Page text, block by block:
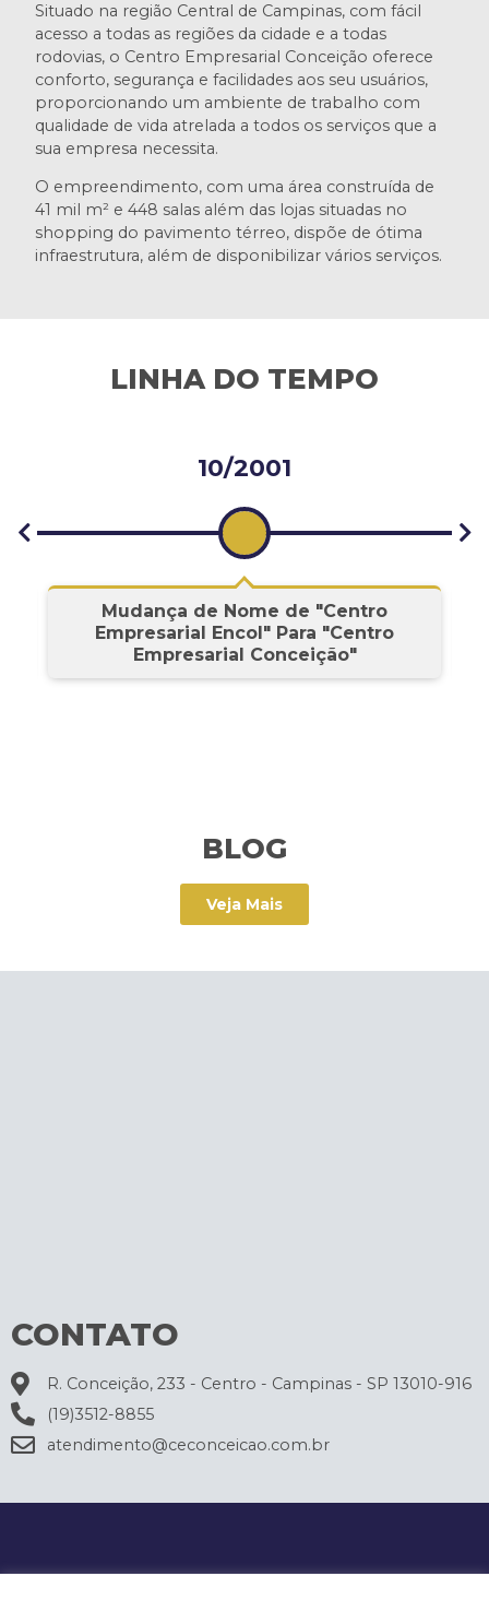
Situado na região Central de Campinas, com fácil
acesso a todas as regiões da cidade e a todas
rodovias, o Centro Empresarial Conceição oferece
conforto, segurança e facilidades aos seu usuários,
proporcionando um ambiente de trabalho com
qualidade de vida atrelada a todos os serviços que a
sua empresa necessita.
O empreendimento, com uma área construída de
41 mil m² e 448 salas além das lojas situadas no
shopping do pavimento térreo, dispõe de ótima
infraestrutura, além de disponibilizar vários serviços.
LINHA DO TEMPO
10/2001
Mudança de Nome de "Centro
Empresarial Encol" Para "Centro
Empresarial Conceição"
BLOG
Veja Mais
CONTATO
R. Conceição, 233 - Centro - Campinas - SP 13010-916
(19)3512-8855
atendimento@ceconceicao.com.br